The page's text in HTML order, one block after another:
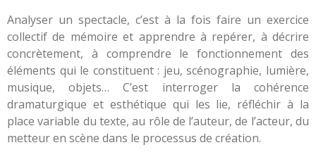
Analyser un spectacle, c’est à la fois faire un exercice
collectif de mémoire et apprendre à repérer, à décrire
concrètement, à comprendre le fonctionnement des
éléments qui le constituent : jeu, scénographie, lumière,
musique, objets… C’est interroger la cohérence
dramaturgique et esthétique qui les lie, réfléchir à la
place variable du texte, au rôle de l’auteur, de l’acteur, du
metteur en scène dans le processus de création.